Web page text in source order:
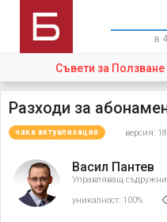
в
Съвети за Ползване
Разходи за
чака актуализация версия:
Васил Пантев
Управляващ
уникалност: 100%